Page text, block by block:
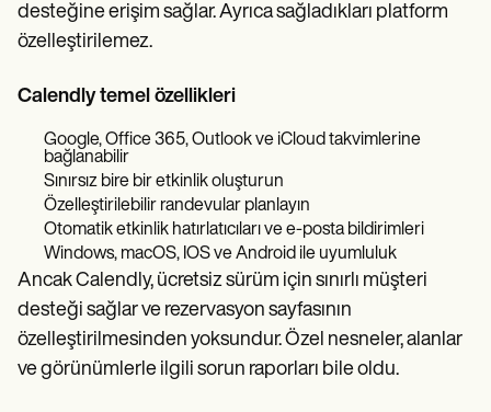
desteğine erişim sağlar. Ayrıca sağladıkları platform
özelleştirilemez.
Calendly temel özellikleri
Google, Office 365, Outlook ve iCloud takvimlerine
bağlanabilir
Sınırsız bire bir etkinlik oluşturun
Özelleştirilebilir randevular planlayın
Otomatik etkinlik hatırlatıcıları ve e-posta bildirimleri
Windows, macOS, IOS ve Android ile uyumluluk
Ancak Calendly, ücretsiz sürüm için sınırlı müşteri
desteği sağlar ve rezervasyon sayfasının
özelleştirilmesinden yoksundur. Özel nesneler, alanlar
ve görünümlerle ilgili sorun raporları bile oldu.